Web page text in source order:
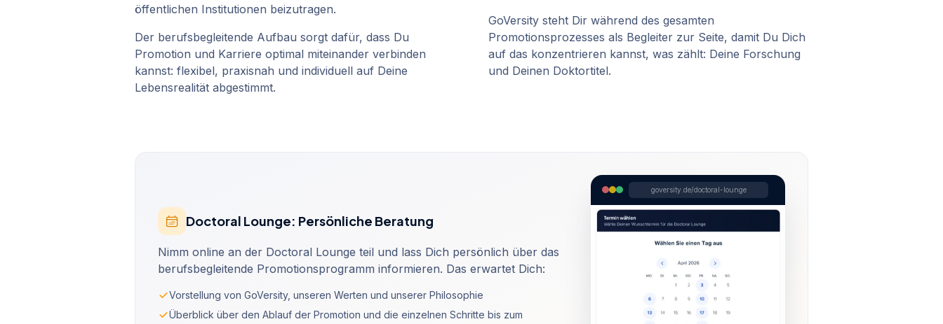
öffentlichen Institutionen beizutragen.
Der berufsbegleitende Aufbau sorgt dafür, dass Du
Promotion und Karriere optimal miteinander verbinden
kannst: flexibel, praxisnah und individuell auf Deine
Lebensrealität abgestimmt.
GoVersity steht Dir während des gesamten
Promotionsprozesses als Begleiter zur Seite, damit Du Dich
auf das konzentrieren kannst, was zählt: Deine Forschung
und Deinen Doktortitel.
Doctoral Lounge: Persönliche Beratung
Nimm online an der Doctoral Lounge teil und lass Dich persönlich über das
berufsbegleitende Promotionsprogramm informieren. Das erwartet Dich:
Vorstellung von GoVersity, unseren Werten und unserer Philosophie
Überblick über den Ablauf der Promotion und die einzelnen Schritte bis zum
goversity.de/doctoral-lounge